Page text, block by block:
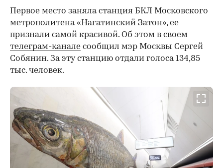
Первое место заняла станция БКЛ Московского
метрополитена «Нагатинский Затон», ее
признали самой красивой. Об этом в своем
телеграм-канале сообщил мэр Москвы Сергей
Собянин. За эту станцию отдали голоса 134,85
тыс. человек.